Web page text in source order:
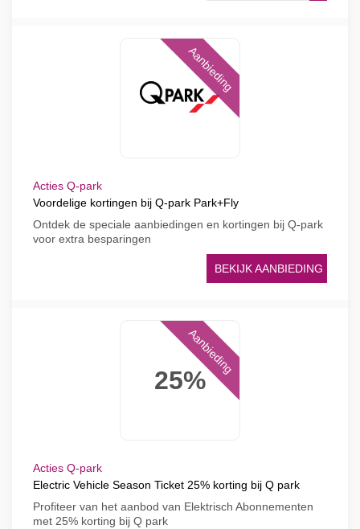
Aanbieding
Acties Q-park
Voordelige kortingen bij Q-park Park+Fly
Ontdek de speciale aanbiedingen en kortingen bij Q-park
voor extra besparingen
BEKIJK AANBIEDING
25%
Aanbieding
Acties Q-park
Electric Vehicle Season Ticket 25% korting bij Q park
Profiteer van het aanbod van Elektrisch Abonnementen
met 25% korting bij Q park